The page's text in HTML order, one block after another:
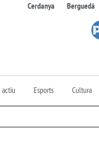
Cerdanya Berguedà
actiu Esports Cultura